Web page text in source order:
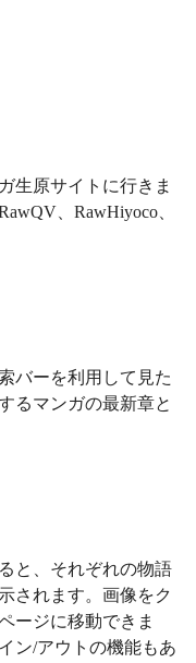
生原サイトに行きま
、RawHiyoco、
バーを利用して見た
るマンガの最新章と
と、それぞれの物語
されます。画像をク
ージに移動できま
ン/アウトの機能もあ